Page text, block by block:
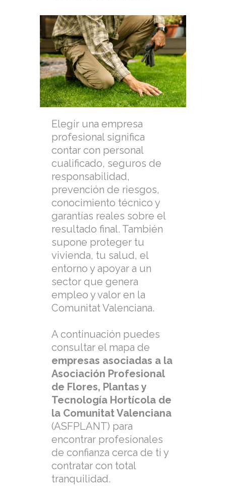
Elegir una empresa
profesional significa
contar con personal
cualificado, seguros de
responsabilidad,
prevención de riesgos,
conocimiento técnico y
garantías reales sobre el
resultado final. También
supone proteger tu
vivienda, tu salud, el
entorno y apoyar a un
sector que genera
empleo y valor en la
Comunitat Valenciana.
A continuación puedes
consultar el mapa de
empresas asociadas a la
Asociación Profesional
de Flores, Plantas y
Tecnología Hortícola de
la Comunitat Valenciana
(ASFPLANT) para
encontrar profesionales
de confianza cerca de ti y
contratar con total
tranquilidad.